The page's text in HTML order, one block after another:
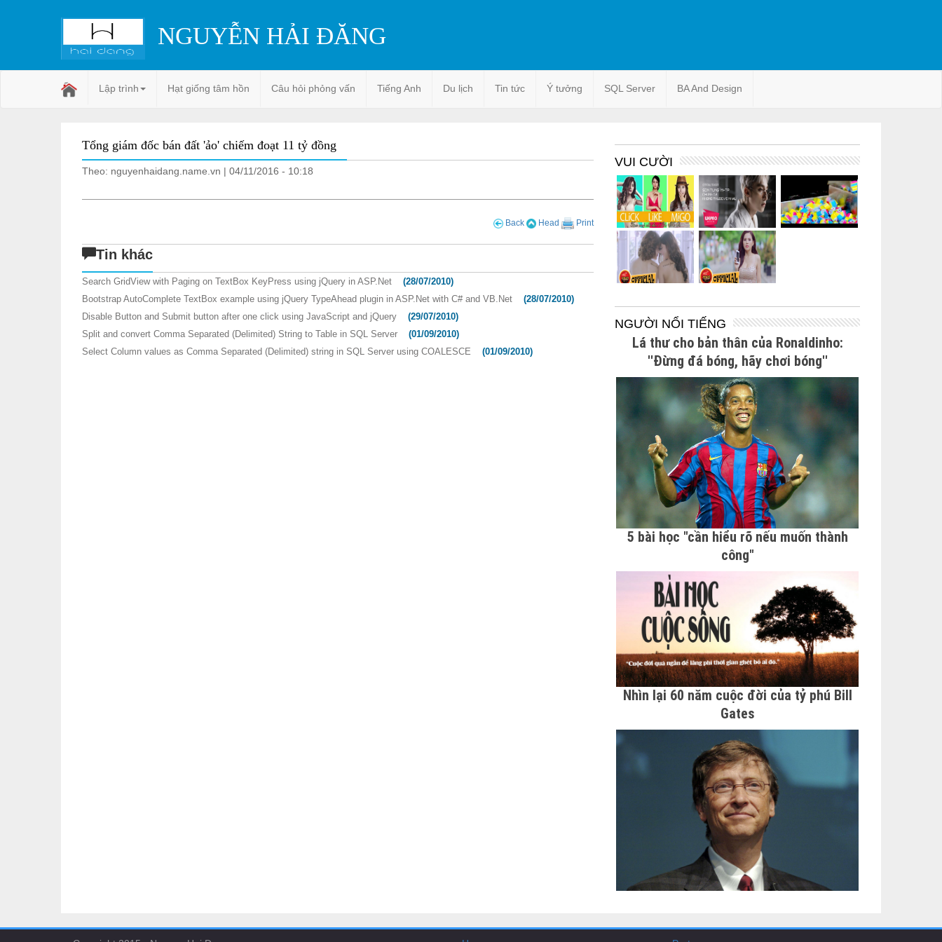
NGUYỄN HẢI ĐĂNG
Lập trình Hạt giống tâm hồn Câu hỏi phỏng vấn Tiếng Anh Du lịch Tin tức Ý tưởng SQL Server BA And Design
Tổng giám đốc bán đất 'ảo' chiếm đoạt 11 tỷ đồng
Theo: nguyenhaidang.name.vn | 04/11/2016 - 10:18
Back Head Print
Tin khác
Search GridView with Paging on TextBox KeyPress using jQuery in ASP.Net
(28/07/2010)
Bootstrap AutoComplete TextBox example using jQuery TypeAhead plugin in ASP.Net with C# and VB.Net
(28/07/2010)
Disable Button and Submit button after one click using JavaScript and jQuery
(29/07/2010)
Split and convert Comma Separated (Delimited) String to Table in SQL Server
(01/09/2010)
Select Column values as Comma Separated (Delimited) string in SQL Server using COALESCE
(01/09/2010)
VUI CƯỜI
NGƯỜI NỔI TIẾNG
Lá thư cho bản thân của Ronaldinho:
''Đừng đá bóng, hãy chơi bóng''
5 bài học "cần hiểu rõ nếu muốn thành
công"
Nhìn lại 60 năm cuộc đời của tỷ phú Bill
Gates